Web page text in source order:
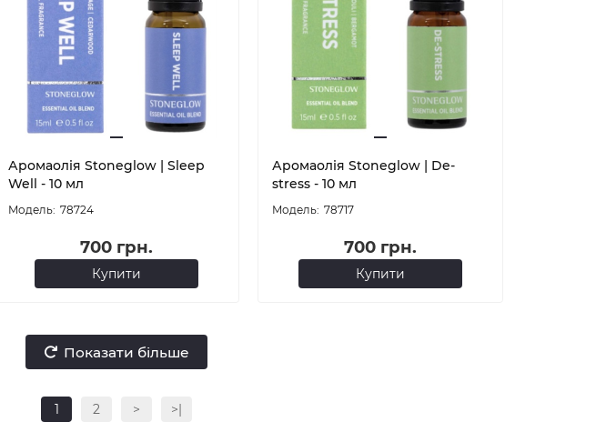
Аромаолія Stoneglow | Sleep
Well - 10 мл
78724
700 грн.
Купити
Аромаолія Stoneglow | De-
stress - 10 мл
78717
700 грн.
Купити
Показати більше
1 2 > >|